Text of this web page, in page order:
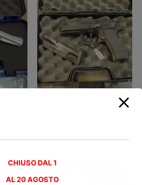
6 Pro
CHIUSO DAL 1
AL20 AGOSTO